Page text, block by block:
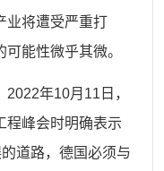
业将遭受严重打
能性微乎其微。
2022年10月11日，
程峰会时明确表示
道路，德国必须与